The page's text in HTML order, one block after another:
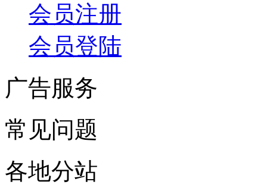
会员注册
会员登陆
广告服务
常见问题
各地分站